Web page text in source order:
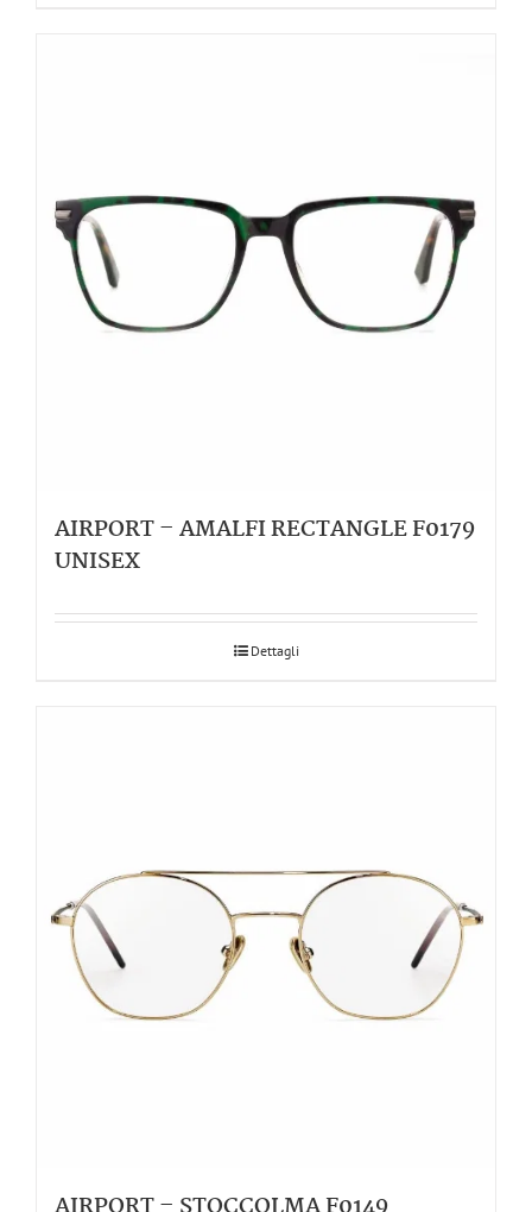
AIRPORT – AMALFI RECTANGLE F0179
UNISEX
Dettagli